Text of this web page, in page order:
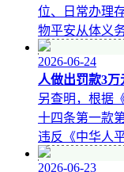
位、日常办理
物平安从体义
2026-06-24
人做出罚款3万
另查明，根据
十四条第一款
违反《中华人
2026-06-23